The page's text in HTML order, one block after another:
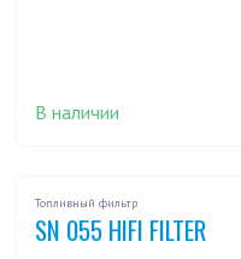
В наличии
Топливный фильтр
SN 055 HIFI FILTER